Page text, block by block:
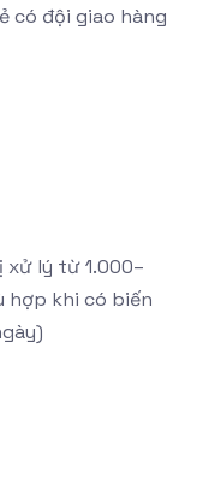
có đội giao hàng
xử lý từ 1.000–
hợp khi có biến